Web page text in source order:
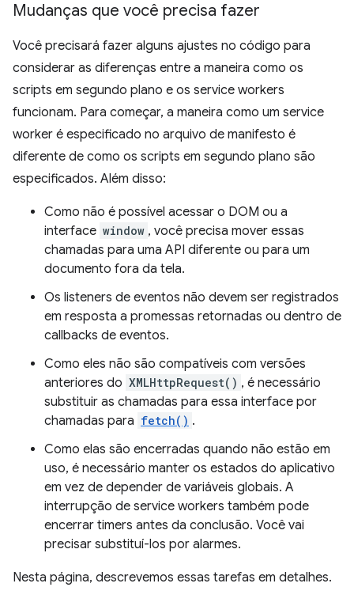
Mudanças que você precisa fazer
Você precisará fazer alguns ajustes no código para
considerar as diferenças entre a maneira como os
scripts em segundo plano e os service workers
funcionam. Para começar, a maneira como um service
worker é especificado no arquivo de manifesto é
diferente de como os scripts em segundo plano são
especificados. Além disso:
Como não é possível acessar o DOM ou a
interface window , você precisa mover essas
chamadas para uma API diferente ou para um
documento fora da tela.
Os listeners de eventos não devem ser registrados
em resposta a promessas retornadas ou dentro de
callbacks de eventos.
Como eles não são compatíveis com versões
anteriores do XMLHttpRequest() , é necessário
substituir as chamadas para essa interface por
chamadas para fetch() .
Como elas são encerradas quando não estão em
uso, é necessário manter os estados do aplicativo
em vez de depender de variáveis globais. A
interrupção de service workers também pode
encerrar timers antes da conclusão. Você vai
precisar substituí-los por alarmes.
Nesta página, descrevemos essas tarefas em detalhes.